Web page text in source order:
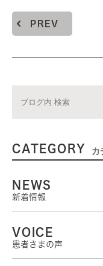
PREV
CATEGORY カ
NEWS
新着情報
VOICE
患者さまの声